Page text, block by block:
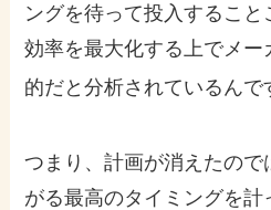
ングを待って投入するこ
効率を最大化する上でメ
的だと分析されているんで
つまり、計画が消えたので
がる最高のタイミングを計